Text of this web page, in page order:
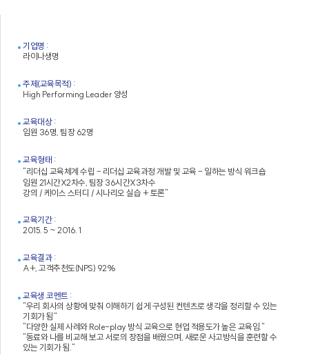
기업명 :
라이나생명
주제(교육목적) :
High Performing Leader 양성
교육대상 :
임원 36명, 팀장 62명
교육형태 :
"리더십 교육체계 수립 – 리더십 교육과정 개발 및 교육 – 일하는 방식 워크숍
임원 21시간X2차수, 팀장 36시간X3차수
강의 / 케이스 스터디 / 시나리오 실습 + 토론"
교육기간 :
2015. 5 ~ 2016. 1
교육결과 :
A+, 고객추천도(NPS) 92%
교육생 코멘트 :
"우리 회사의 상황에 맞춰 이해하기 쉽게 구성된 컨텐츠로 생각을 정리할 수 있는
기회가 됨"
"다양한 실제 사례와 Role-play 방식 교육으로 현업 적용도가 높은 교육임."
"동료와 나를 비교해 보고 서로의 장점을 배웠으며, 새로운 사고방식을 훈련할 수
있는 기회가 됨."